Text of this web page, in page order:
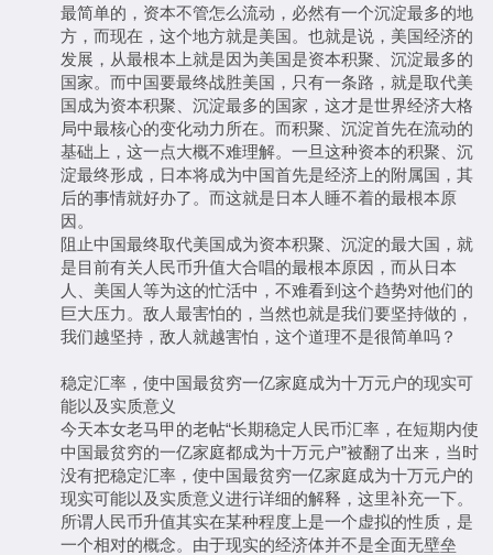
最简单的，资本不管怎么流动，必然有一个沉淀最多的地
方，而现在，这个地方就是美国。也就是说，美国经济的
发展，从最根本上就是因为美国是资本积聚、沉淀最多的
国家。而中国要最终战胜美国，只有一条路，就是取代美
国成为资本积聚、沉淀最多的国家，这才是世界经济大格
局中最核心的变化动力所在。而积聚、沉淀首先在流动的
基础上，这一点大概不难理解。一旦这种资本的积聚、沉
淀最终形成，日本将成为中国首先是经济上的附属国，其
后的事情就好办了。而这就是日本人睡不着的最根本原
因。
阻止中国最终取代美国成为资本积聚、沉淀的最大国，就
是目前有关人民币升值大合唱的最根本原因，而从日本
人、美国人等为这的忙活中，不难看到这个趋势对他们的
巨大压力。敌人最害怕的，当然也就是我们要坚持做的，
我们越坚持，敌人就越害怕，这个道理不是很简单吗？
稳定汇率，使中国最贫穷一亿家庭成为十万元户的现实可
能以及实质意义
今天本女老马甲的老帖“长期稳定人民币汇率，在短期内使
中国最贫穷的一亿家庭都成为十万元户”被翻了出来，当时
没有把稳定汇率，使中国最贫穷一亿家庭成为十万元户的
现实可能以及实质意义进行详细的解释，这里补充一下。
所谓人民币升值其实在某种程度上是一个虚拟的性质，是
一个相对的概念。由于现实的经济体并不是全面无壁垒